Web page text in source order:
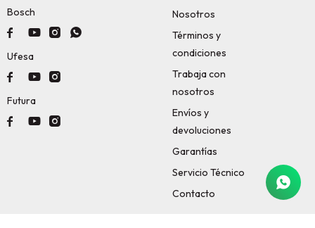
Nosotros
Términos y
condiciones
Trabaja con
nosotros
Envíos y
devoluciones
Garantías
Servicio Técnico
Contacto
Bosch
   
Ufesa
  
Futura
  